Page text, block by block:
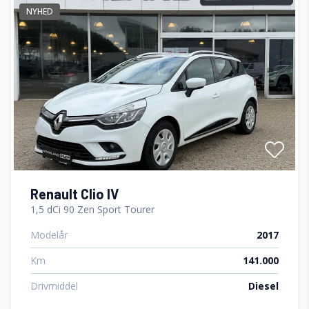
Delvis lædersæder
Dual zone klimaanlæg
El-ruder
El-spejle med varme
Elektrisk parkeringsbremse
Fartpilot
Fjernbetjent centrallås
NYHED
Renault Clio IV
1,5 dCi 90 Zen Sport Tourer
Modelår
2017
Km
141.000
Drivmiddel
Diesel